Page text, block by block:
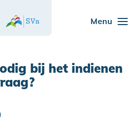
Menu
bij het indienen